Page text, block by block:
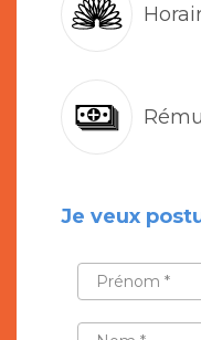
Je veux
PRÉNOM
NOM